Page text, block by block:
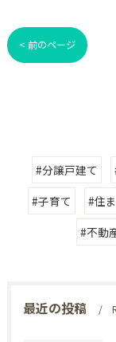
< 前のページ
#分譲戸建て
#子育て
#住
#不動
最近の投稿